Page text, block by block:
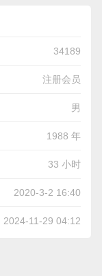
34189
注册会员
男
1988 年
33 小时
2020-3-2 16:40
2024-11-29 04:12